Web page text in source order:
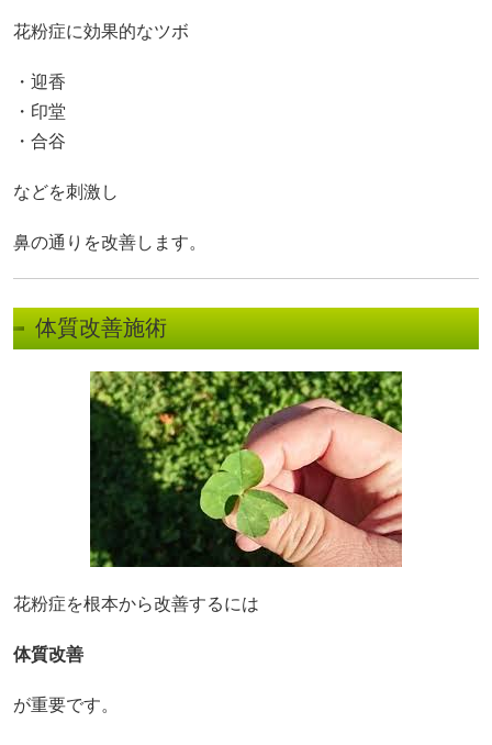
花粉症に効果的なツボ
・迎香
・印堂
・合谷
などを刺激し
鼻の通りを改善します。
体質改善施術
花粉症を根本から改善するには
体質改善
が重要です。